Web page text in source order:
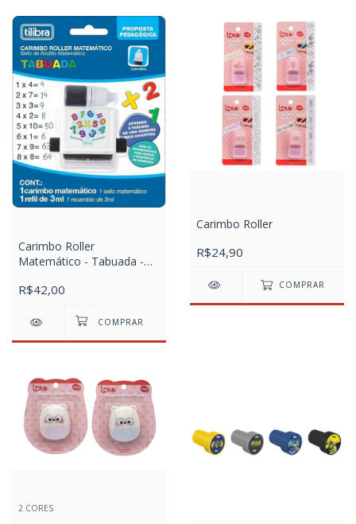
Carimbo Roller
Matemático - Tabuada -
R$42,00
Carimbo Roller
R$24,90
COMPRAR
2 CORES